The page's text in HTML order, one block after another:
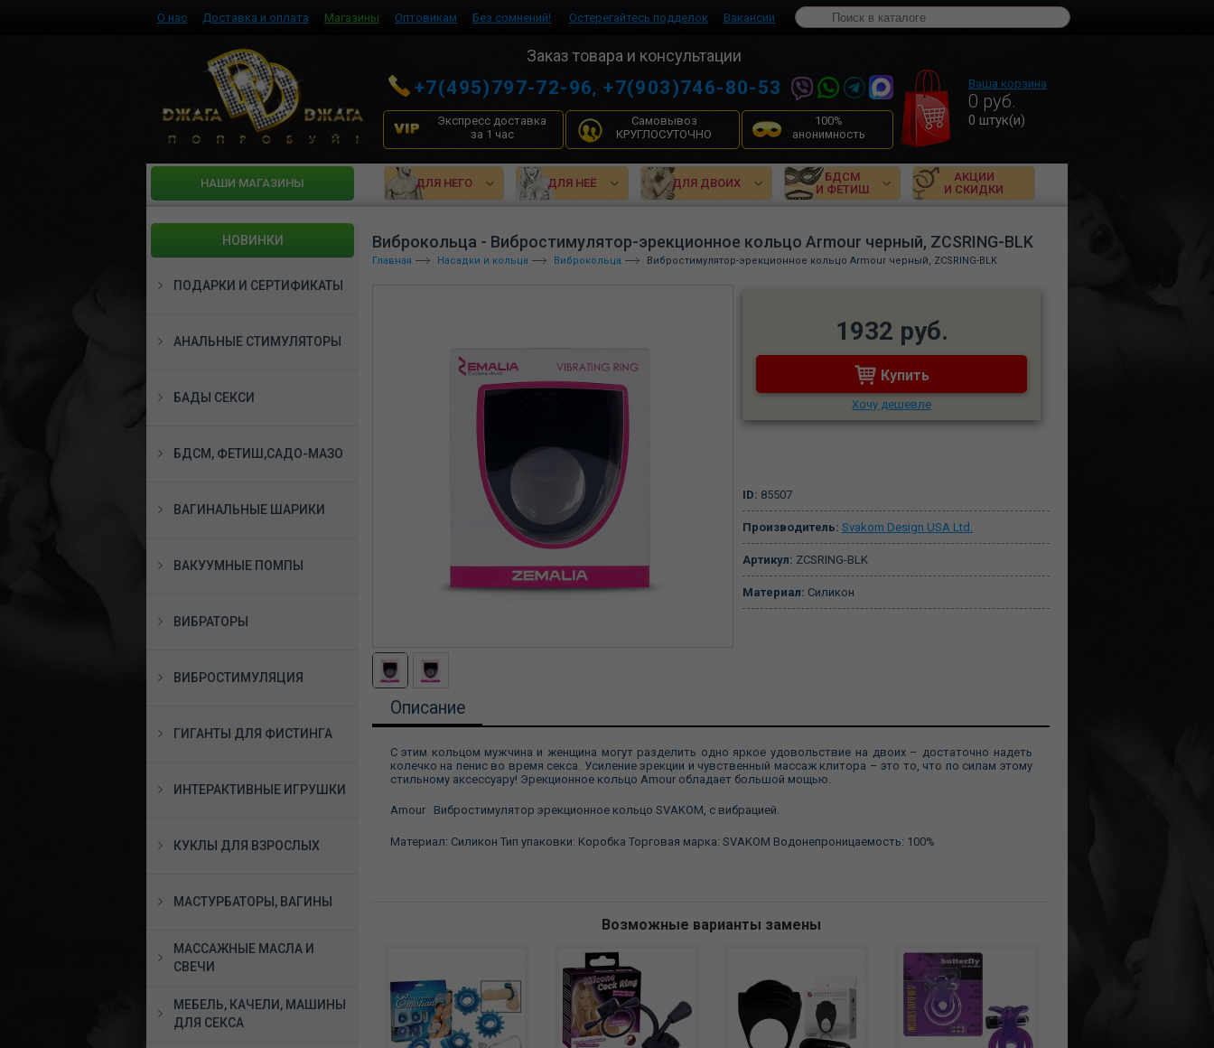
О нас Доставка и оплата Магазины Оптовикам Без сомнений! Остерегайтесь подделок Вакансии
Заказ товара и консультации
+7(495)797-72-96,+7(903)746-80-53
Экспресс доставка
за 1 час
Самовывоз
КРУГЛОСУТОЧНО
100%
анонимность
Ваша корзина
0 руб.
0 штук(и)
HАШИ МАГАЗИНЫ ДЛЯ НЕГО ДЛЯ НЕЁ ДЛЯ ДВОИХ
БДСМ
И ФЕТИШ
АКЦИИ
И СКИДКИ
НОВИНКИ
ПОДАРКИ И СЕРТИФИКАТЫ
АНАЛЬНЫЕ СТИМУЛЯТОРЫ
БАДЫ СЕКСИ
БДСМ, ФЕТИШ,САДО-МАЗО
ВАГИНАЛЬНЫЕ ШАРИКИ
ВАКУУМНЫЕ ПОМПЫ
ВИБРАТОРЫ
ВИБРОСТИМУЛЯЦИЯ
ГИГАНТЫ ДЛЯ ФИСТИНГА
ИНТЕРАКТИВНЫЕ ИГРУШКИ
КУКЛЫ ДЛЯ ВЗРОСЛЫХ
МАСТУРБАТОРЫ, ВАГИНЫ
МАССАЖНЫЕ МАСЛА И
СВЕЧИ
МЕБЕЛЬ, КАЧЕЛИ, МАШИНЫ
ДЛЯ СЕКСА
Виброкольца - Вибростимулятор-эрекционное кольцо Armour черный, ZCSRING-BLK
Главная Насадки и кольца Виброкольца Вибростимулятор-эрекционное кольцо Armour черный, ZCSRING-BLK
1932 руб.
Купить
Хочу дешевле
ID: 85507
Производитель: Svakom Design USA Ltd.
Артикул: ZCSRING-BLK
Материал: Силикон
Описание
С этим кольцом мужчина и женщина могут разделить одно яркое удовольствие на двоих – достаточно надеть
колечко на пенис во время секса. Усиление эрекции и чувственный массаж клитора – это то, что по силам этому
стильному аксессуару! Эрекционное кольцо Amour обладает большой мощью.
Amour Вибростимулятор эрекционное кольцо SVAKOM, c вибрацией.
Материал: Силикон Тип упаковки: Коробка Торговая марка: SVAKOM Водонепроницаемость: 100%
Возможные варианты замены